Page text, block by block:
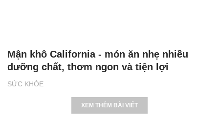
SỨC KHỎE
Mận khô California - món ăn nhẹ nhiều
dưỡng chất, thơm ngon và tiện lợi
XEM THÊM BÀI VIẾT